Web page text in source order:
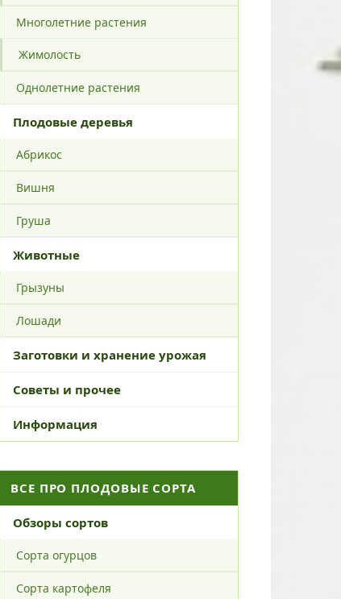
Многолетние растения
Жимолость
Однолетние растения
Плодовые деревья
Абрикос
Вишня
Груша
Животные
Грызуны
Лошади
Заготовки и хранение урожая
Советы и прочее
Информация
ВСЕ ПРО ПЛОДОВЫЕ СОРТА
Обзоры сортов
Сорта огурцов
Сорта картофеля